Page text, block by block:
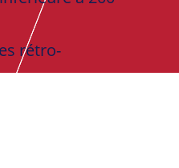
rétro-